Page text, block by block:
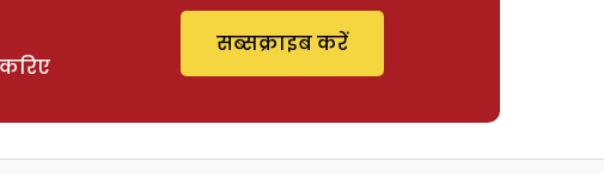
सब्सक्राइब करें